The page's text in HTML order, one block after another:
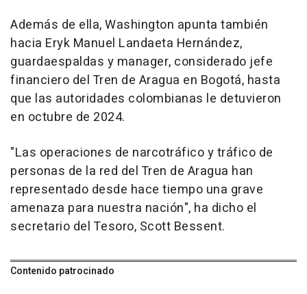
Además de ella, Washington apunta también
hacia Eryk Manuel Landaeta Hernández,
guardaespaldas y manager, considerado jefe
financiero del Tren de Aragua en Bogotá, hasta
que las autoridades colombianas le detuvieron
en octubre de 2024.
"Las operaciones de narcotráfico y tráfico de
personas de la red del Tren de Aragua han
representado desde hace tiempo una grave
amenaza para nuestra nación", ha dicho el
secretario del Tesoro, Scott Bessent.
Contenido patrocinado